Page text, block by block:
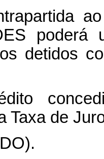
poderá
detidos
Taxa de